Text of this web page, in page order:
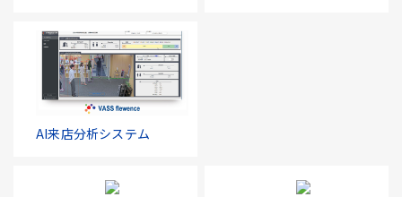
AI来店分析システム